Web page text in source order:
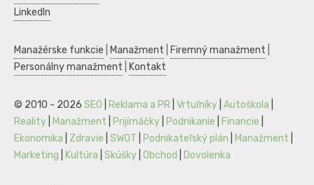
LinkedIn
Manažérske funkcie Manažment Firemný manažment
Personálny manažment
Kontakt
© 2010 - 2026 SEO Reklama a PR Vrtuľníky Autoškola
Reality
Manažment Prijímáčky Podnikanie Financie
Ekonomika
Zdravie SWOT Podnikateľský plán Manažment
Marketing
Kultúra Skúšky Obchod Dovolenka